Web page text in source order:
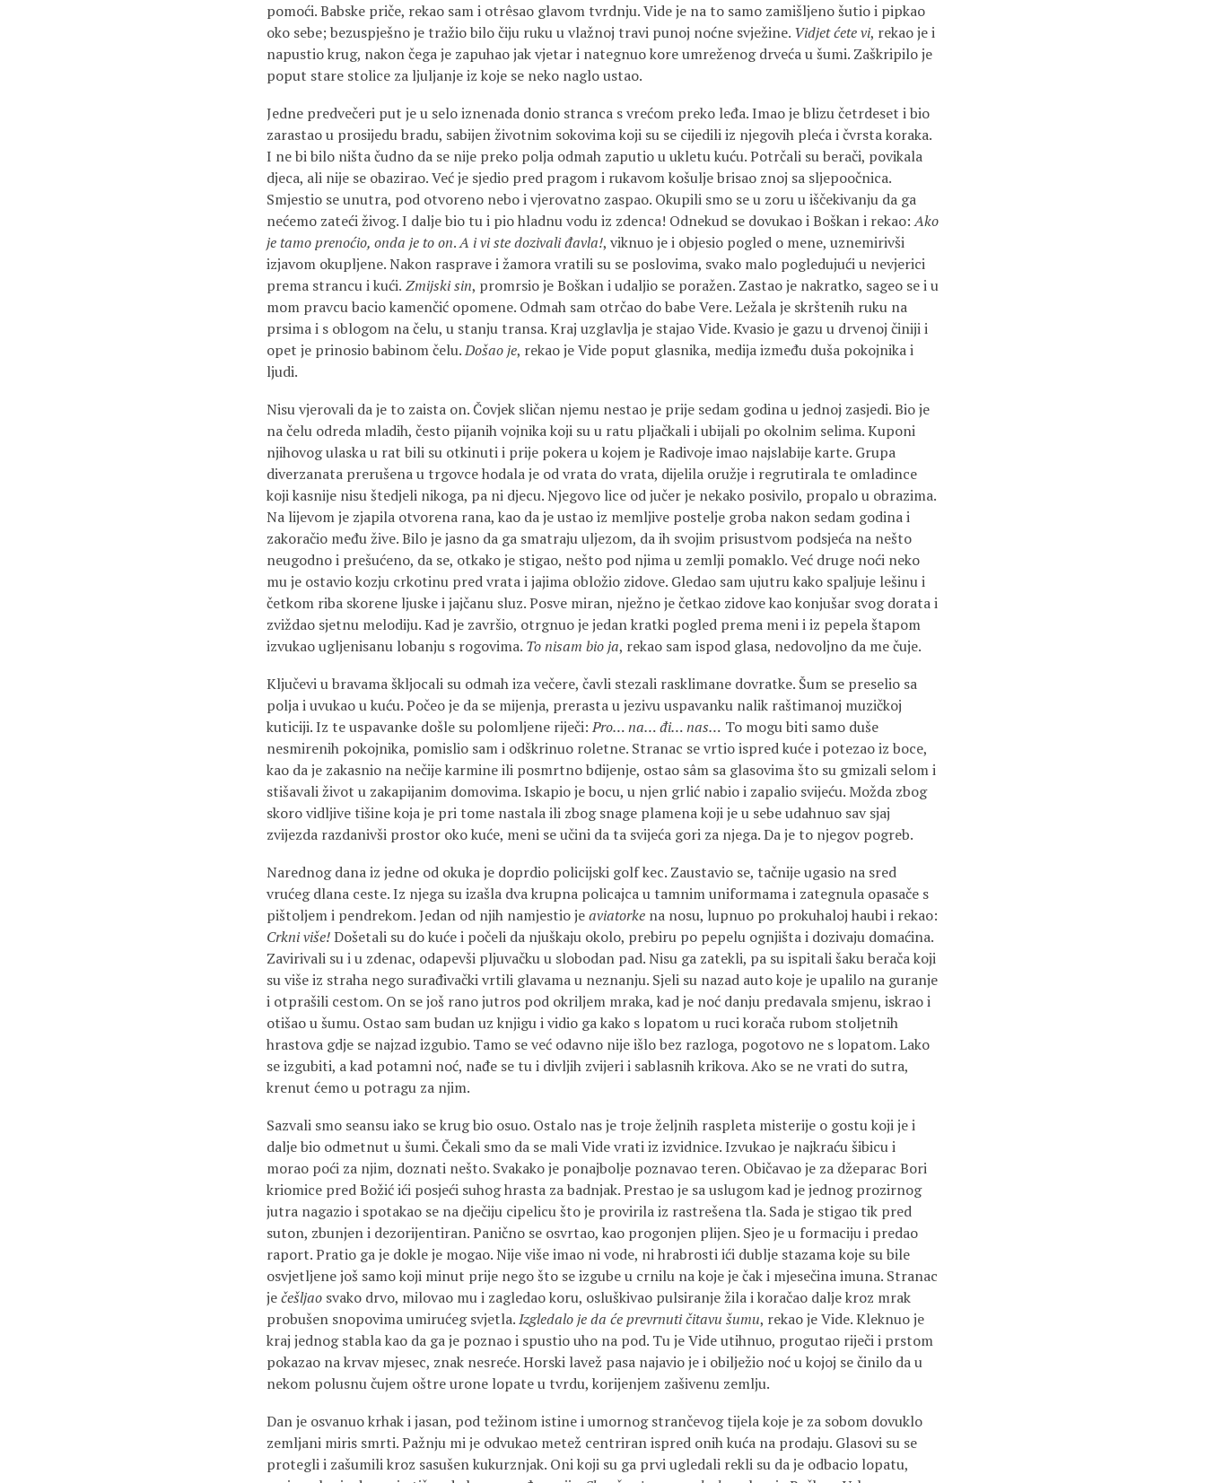
pomoći. Babske priče, rekao sam i otrêsao glavom tvrdnju. Vide je na to samo zamišljeno šutio i pipkao
oko sebe; bezuspješno je tražio bilo čiju ruku u vlažnoj travi punoj noćne svježine. Vidjet ćete vi, rekao je i
napustio krug, nakon čega je zapuhao jak vjetar i nategnuo kore umreženog drveća u šumi. Zaškripilo je
poput stare stolice za ljuljanje iz koje se neko naglo ustao.
Jedne predvečeri put je u selo iznenada donio stranca s vrećom preko leđa. Imao je blizu četrdeset i bio
zarastao u prosijedu bradu, sabijen životnim sokovima koji su se cijedili iz njegovih pleća i čvrsta koraka.
I ne bi bilo ništa čudno da se nije preko polja odmah zaputio u ukletu kuću. Potrčali su berači, povikala
djeca, ali nije se obazirao. Već je sjedio pred pragom i rukavom košulje brisao znoj sa sljepoočnica.
Smjestio se unutra, pod otvoreno nebo i vjerovatno zaspao. Okupili smo se u zoru u iščekivanju da ga
nećemo zateći živog. I dalje bio tu i pio hladnu vodu iz zdenca! Odnekud se dovukao i Boškan i rekao:Ako
je tamo prenoćio, onda je to on.A i vi ste dozivali đavla!, viknuo je i objesio pogled o mene, uznemirivši
izjavom okupljene. Nakon rasprave i žamora vratili su se poslovima, svako malo pogledujući u nevjerici
prema strancu i kući. Zmijski sin, promrsio je Boškan i udaljio se poražen. Zastao je nakratko, sageo se i u
mom pravcu bacio kamenčić opomene. Odmah sam otrčao do babe Vere. Ležala je skrštenih ruku na
prsima i s oblogom na čelu, u stanju transa. Kraj uzglavlja je stajao Vide. Kvasio je gazu u drvenoj činiji i
opet je prinosio babinom čelu.Došao je, rekao je Vide poput glasnika, medija između duša pokojnika i
ljudi.
Nisu vjerovali da je to zaista on. Čovjek sličan njemu nestao je prije sedam godina u jednoj zasjedi. Bio je
na čelu odreda mladih, često pijanih vojnika koji su u ratu pljačkali i ubijali po okolnim selima. Kuponi
njihovog ulaska u rat bili su otkinuti i prije pokera u kojem je Radivoje imao najslabije karte. Grupa
diverzanata prerušena u trgovce hodala je od vrata do vrata, dijelila oružje i regrutirala te omladince
koji kasnije nisu štedjeli nikoga, pa ni djecu. Njegovo lice od jučer je nekako posivilo, propalo u obrazima.
Na lijevom je zjapila otvorena rana, kao da je ustao iz memljive postelje groba nakon sedam godina i
zakoračio među žive. Bilo je jasno da ga smatraju uljezom, da ih svojim prisustvom podsjeća na nešto
neugodno i prešućeno, da se, otkako je stigao, nešto pod njima u zemlji pomaklo. Već druge noći neko
mu je ostavio kozju crkotinu pred vrata i jajima obložio zidove. Gledao sam ujutru kako spaljuje lešinu i
četkom riba skorene ljuske i jajčanu sluz. Posve miran, nježno je četkao zidove kao konjušar svog dorata i
zviždao sjetnu melodiju. Kad je završio, otrgnuo je jedan kratki pogled prema meni i iz pepela štapom
izvukao ugljenisanu lobanju s rogovima. To nisam bio ja, rekao sam ispod glasa, nedovoljno da me čuje.
Ključevi u bravama škljocali su odmah iza večere, čavli stezali rasklimane dovratke. Šum se preselio sa
polja i uvukao u kuću. Počeo je da se mijenja, prerasta u jezivu uspavanku nalik raštimanoj muzičkoj
kuticiji. Iz te uspavanke došle su polomljene riječi:Pro… na… đi… nas… To mogu biti samo duše
nesmirenih pokojnika, pomislio sam i odškrinuo roletne. Stranac se vrtio ispred kuće i potezao iz boce,
kao da je zakasnio na nečije karmine ili posmrtno bdijenje, ostao sâm sa glasovima što su gmizali selom i
stišavali život u zakapijanim domovima. Iskapio je bocu, u njen grlić nabio i zapalio svijeću. Možda zbog
skoro vidljive tišine koja je pri tome nastala ili zbog snage plamena koji je u sebe udahnuo sav sjaj
zvijezda razdanivši prostor oko kuće, meni se učini da ta svijeća gori za njega. Da je to njegov pogreb.
Narednog dana iz jedne od okuka je doprdio policijski golf kec. Zaustavio se, tačnije ugasio na sred
vrućeg dlana ceste. Iz njega su izašla dva krupna policajca u tamnim uniformama i zategnula opasače s
pištoljem i pendrekom. Jedan od njih namjestio jeaviatorke na nosu, lupnuo po prokuhaloj haubi i rekao:
Crkni više!Došetali su do kuće i počeli da njuškaju okolo, prebiru po pepelu ognjišta i dozivaju domaćina.
Zavirivali su i u zdenac, odapevši pljuvačku u slobodan pad. Nisu ga zatekli, pa su ispitali šaku berača koji
su više iz straha nego surađivački vrtili glavama u neznanju. Sjeli su nazad auto koje je upalilo na guranje
i otprašili cestom. On se još rano jutros pod okriljem mraka, kad je noć danju predavala smjenu, iskrao i
otišao u šumu. Ostao sam budan uz knjigu i vidio ga kako s lopatom u ruci korača rubom stoljetnih
hrastova gdje se najzad izgubio. Tamo se već odavno nije išlo bez razloga, pogotovo ne s lopatom. Lako
se izgubiti, a kad potamni noć, nađe se tu i divljih zvijeri i sablasnih krikova. Ako se ne vrati do sutra,
krenut ćemo u potragu za njim.
Sazvali smo seansu iako se krug bio osuo. Ostalo nas je troje željnih raspleta misterije o gostu koji je i
dalje bio odmetnut u šumi. Čekali smo da se mali Vide vrati iz izvidnice. Izvukao je najkraću šibicu i
morao poći za njim, doznati nešto. Svakako je ponajbolje poznavao teren. Običavao je za džeparac Bori
kriomice pred Božić ići posjeći suhog hrasta za badnjak. Prestao je sa uslugom kad je jednog prozirnog
jutra nagazio i spotakao se na dječiju cipelicu što je provirila iz rastrešena tla. Sada je stigao tik pred
suton, zbunjen i dezorijentiran. Panično se osvrtao, kao progonjen plijen. Sjeo je u formaciju i predao
raport. Pratio ga je dokle je mogao. Nije više imao ni vode, ni hrabrosti ići dublje stazama koje su bile
osvjetljene još samo koji minut prije nego što se izgube u crnilu na koje je čak i mjesečina imuna. Stranac
ječešljao svako drvo, milovao mu i zagledao koru, osluškivao pulsiranje žila i koračao dalje kroz mrak
probušen snopovima umirućeg svjetla.Izgledalo je da će prevrnuti čitavu šumu, rekao je Vide. Kleknuo je
kraj jednog stabla kao da ga je poznao i spustio uho na pod. Tu je Vide utihnuo, progutao riječi i prstom
pokazao na krvav mjesec, znak nesreće. Horski lavež pasa najavio je i obilježio noć u kojoj se činilo da u
nekom polusnu čujem oštre urone lopate u tvrdu, korijenjem zašivenu zemlju.
Dan je osvanuo krhak i jasan, pod težinom istine i umornog strančevog tijela koje je za sobom dovuklo
zemljani miris smrti. Pažnju mi je odvukao metež centriran ispred onih kuća na prodaju. Glasovi su se
protegli i zašumili kroz sasušen kukurznjak. Oni koji su ga prvi ugledali rekli su da je odbacio lopatu,